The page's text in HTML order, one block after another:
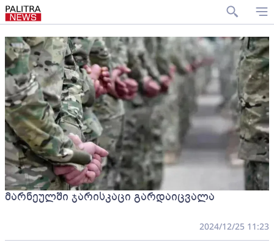
მარნეულში ჯარისკაცი გარდაიცვალა
2024/12/25 11:23